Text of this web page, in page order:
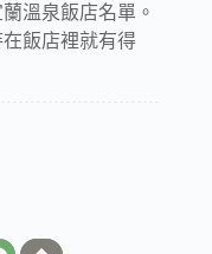
溫泉飯店名單。
飯店裡就有得